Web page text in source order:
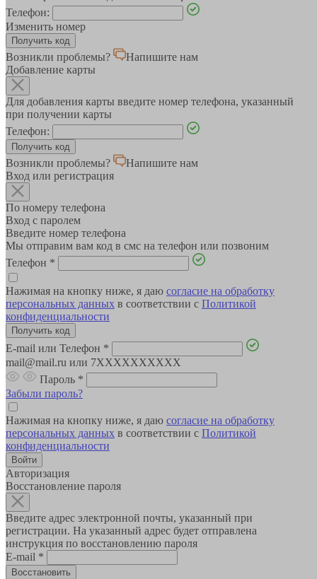
Телефон:
Изменить номер
Возникли проблемы?
Напишите нам
Добавление карты
Для добавления карты введите номер телефона, указанный
при получении карты
Телефон:
Возникли проблемы?
Напишите нам
Вход или регистрация
По номеру телефона
Вход с паролем
Введите номер телефона
Мы отправим вам код в смс на телефон или позвоним
Телефон *
Нажимая на кнопку ниже, я даю согласие на обработку
персональных данных в соответствии с Политикой
конфиденциальности
E-mail или Телефон *
mail@mail.ru или 7XXXXXXXXXX
Пароль *
Забыли пароль?
Нажимая на кнопку ниже, я даю согласие на обработку
персональных данных в соответствии с Политикой
конфиденциальности
Авторизация
Восстановление пароля
Введите адрес электронной почты, указанный при
регистрации. На указанный адрес будет отправлена
инструкция по восстановлению пароля
E-mail *